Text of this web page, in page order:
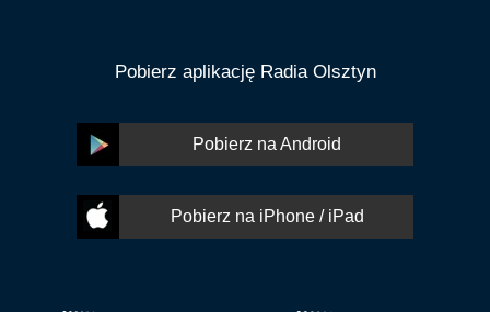
Pobierz aplikację Radia Olsztyn
Pobierz na Android
Pobierz na iPhone / iPad